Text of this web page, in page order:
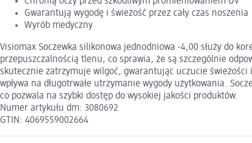
Gwarantują wygodę i świeżość przez cały czas noszenia
Wyrób medyczny
Visiomax Soczewka silikonowa jednodniowa -4,00 służy do
przepuszczalnością tlenu, co sprawia, że są szczególnie
skutecznie zatrzymuje wilgoć, gwarantując uczucie
wpływa na długotrwałe utrzymanie wygody użytkowania.
co pozwala na szybki dostęp do wysokiej jakości produktów.
Numer artykułu dm: 3080692
GTIN: 4069559002664